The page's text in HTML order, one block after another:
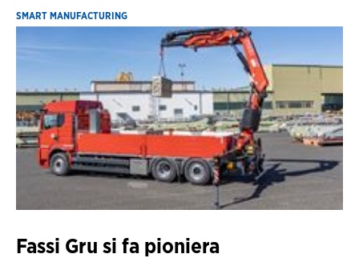
SMART MANUFACTURING
Fassi Gru si fa pioniera